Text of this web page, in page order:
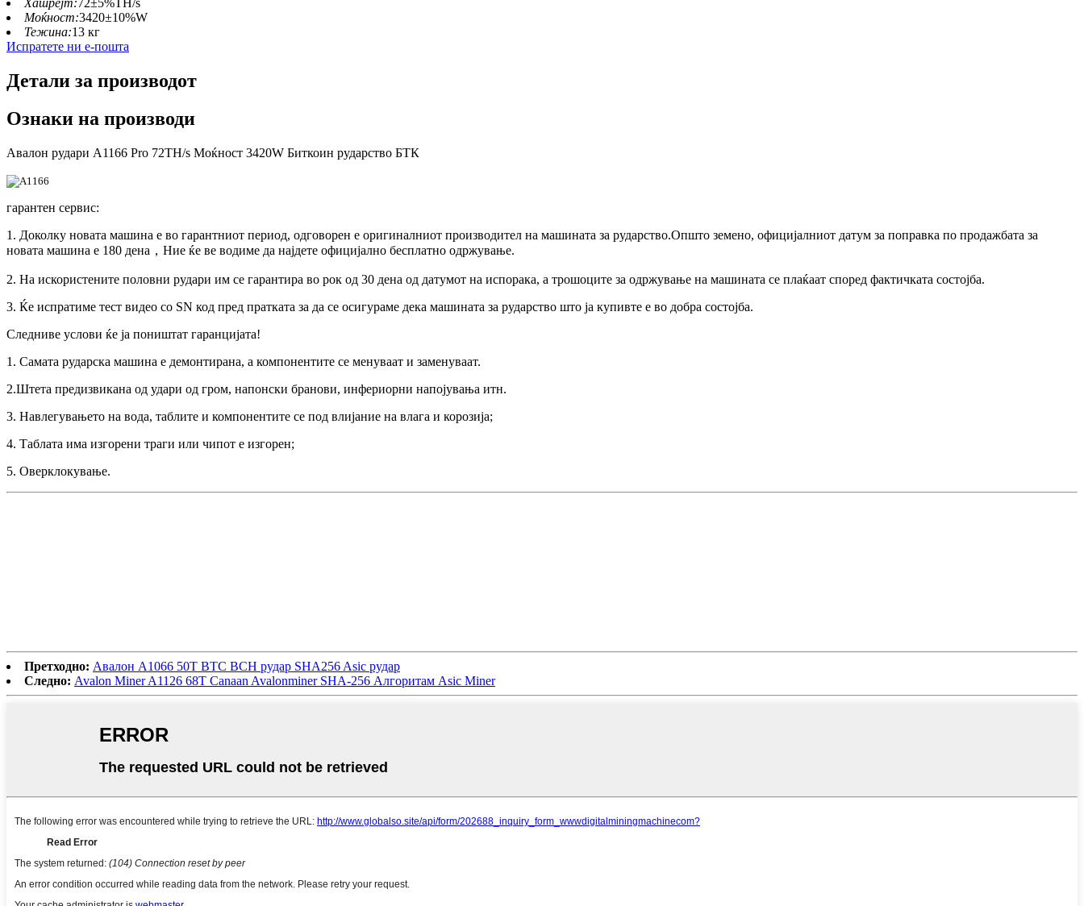
Хашрејт:72±5%TH/s
Моќност:3420±10%W
Тежина:13 кг
Испратете ни е-пошта
Детали за производот
Ознаки на производи
Авалон рудари A1166 Pro 72TH/s Моќност 3420W Биткоин рударство БТК
гарантен сервис:
1. Доколку новата машина е во гарантниот период, одговорен е оригиналниот производител на машината за рударство.Општо земено, официјалниот датум за поправка по продажбата за
новата машина е 180 дена，Ние ќе ве водиме да најдете официјално бесплатно одржување.
2. На искористените половни рудари им се гарантира во рок од 30 дена од датумот на испорака, а трошоците за одржување на машината се плаќаат според фактичката состојба.
3. Ќе испратиме тест видео со SN код пред пратката за да се осигураме дека машината за рударство што ја купивте е во добра состојба.
Следниве услови ќе ја поништат гаранцијата!
1. Самата рударска машина е демонтирана, а компонентите се менуваат и заменуваат.
2.Штета предизвикана од удари од гром, напонски бранови, инфериорни напојувања итн.
3. Навлегувањето на вода, таблите и компонентите се под влијание на влага и корозија;
4. Таблата има изгорени траги или чипот е изгорен;
5. Оверклокување.
Претходно: Авалон A1066 50T BTC BCH рудар SHA256 Asic рудар
Следно: Avalon Miner A1126 68T Canaan Avalonminer SHA-256 Алгоритам Asic Miner